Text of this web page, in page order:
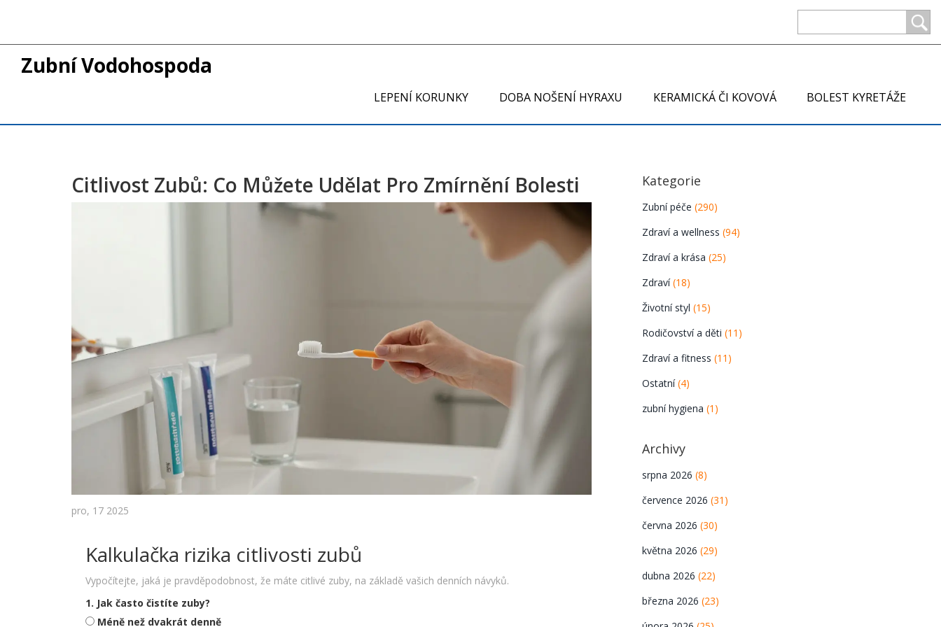
Zubní Vodohospoda
LEPENÍ KORUNKY DOBA NOŠENÍ HYRAXU KERAMICKÁ ČI KOVOVÁ BOLEST KYRETÁŽE
Citlivost Zubů: Co Můžete Udělat Pro Zmírnění Bolesti
pro, 17 2025
Kalkulačka rizika citlivosti zubů
Vypočítejte, jaká je pravděpodobnost, že máte citlivé zuby, na základě vašich denních návyků.
1. Jak často čistíte zuby?
Méně než dvakrát denně
Kategorie
Zubní péče(290)
Zdraví a wellness(94)
Zdraví a krása(25)
Zdraví(18)
Životní styl(15)
Rodičovství a děti(11)
Zdraví a fitness(11)
Ostatní(4)
zubní hygiena(1)
Archivy
srpna 2026(8)
července 2026(31)
června 2026(30)
května 2026(29)
dubna 2026(22)
března 2026(23)